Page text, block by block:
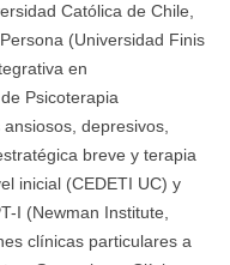
Católica de Chile,
(Universidad Finis
en
Psicoterapia
depresivos,
breve y terapia
inicial (CEDETI UC) y
I (Newman Institute,
clínicas particulares a